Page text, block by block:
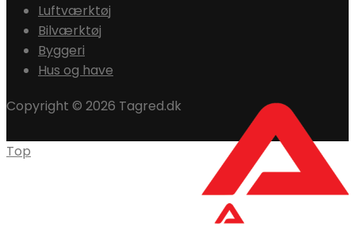
Luftværktøj
Bilværktøj
Byggeri
Hus og have
Copyright © 2026 Tagred.dk
Top